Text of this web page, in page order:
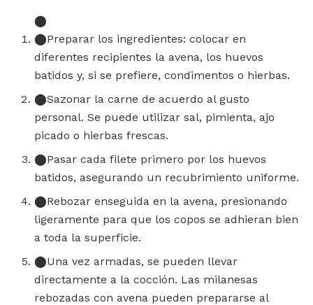
Preparar los ingredientes: colocar en
diferentes recipientes la avena, los huevos
batidos y, si se prefiere, condimentos o hierbas.
Sazonar la carne de acuerdo al gusto
personal. Se puede utilizar sal, pimienta, ajo
picado o hierbas frescas.
Pasar cada filete primero por los huevos
batidos, asegurando un recubrimiento uniforme.
Rebozar enseguida en la avena, presionando
ligeramente para que los copos se adhieran bien
a toda la superficie.
Una vez armadas, se pueden llevar
directamente a la cocción. Las milanesas
rebozadas con avena pueden prepararse al